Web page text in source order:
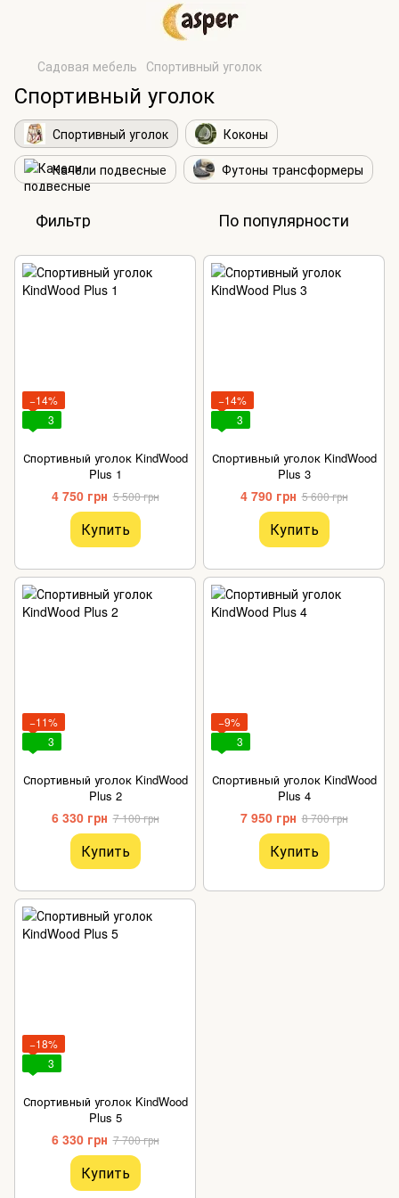
Садовая мебель Спортивный уголок
Спортивный уголок
Спортивный уголок
Коконы
Качели подвесные
Футоны трансформеры
Фильтр По популярности
−14%
3
Спортивный уголок KindWood
Plus 1
4 750 грн 5 500 грн
Купить
−14%
3
Спортивный уголок KindWood
Plus 3
4 790 грн 5 600 грн
Купить
−11%
3
Спортивный уголок KindWood
Plus 2
6 330 грн 7 100 грн
Купить
−9%
3
Спортивный уголок KindWood
Plus 4
7 950 грн 8 700 грн
Купить
−18%
3
Спортивный уголок KindWood
Plus 5
6 330 грн 7 700 грн
Купить